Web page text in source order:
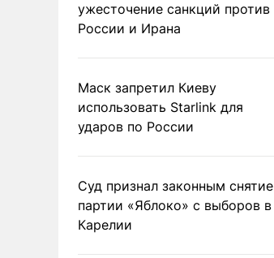
ужесточение санкций против
России и Ирана
Маск запретил Киеву
использовать Starlink для
ударов по России
Суд признал законным снятие
партии «Яблоко» с выборов в
Карелии